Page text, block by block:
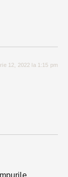
12, 2022 la 1:15 pm